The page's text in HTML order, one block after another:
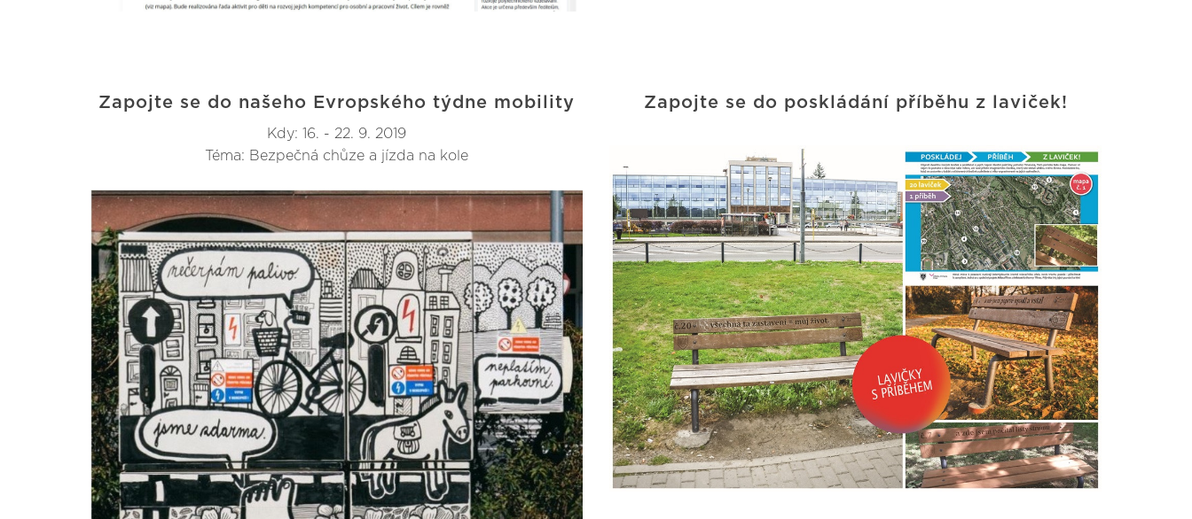
Zapojte se do našeho Evropského týdne mobility
Kdy: 16. - 22. 9. 2019
Téma: Bezpečná chůze a jízda na kole
Zapojte se do poskládání příběhu z laviček!